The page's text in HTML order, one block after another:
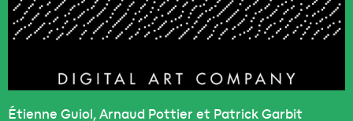
Étienne Guiol, Arnaud Pottier et Patrick Garbit